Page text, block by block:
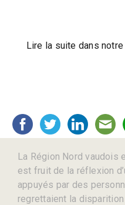
Lire la suite dans
La Région Nord vaudois
est fruit de la réflexion
appuyés par des
regrettaient la